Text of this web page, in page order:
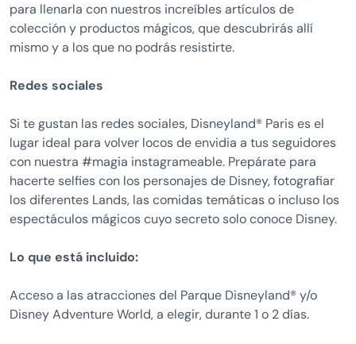
para llenarla con nuestros increíbles artículos de
colección y productos mágicos, que descubrirás allí
mismo y a los que no podrás resistirte.
Redes sociales
Si te gustan las redes sociales, Disneyland® Paris es el
lugar ideal para volver locos de envidia a tus seguidores
con nuestra #magia instagrameable. Prepárate para
hacerte selfies con los personajes de Disney, fotografiar
los diferentes Lands, las comidas temáticas o incluso los
espectáculos mágicos cuyo secreto solo conoce Disney.
Lo que está incluido:
Acceso a las atracciones del Parque Disneyland® y/o
Disney Adventure World, a elegir, durante 1 o 2 días.